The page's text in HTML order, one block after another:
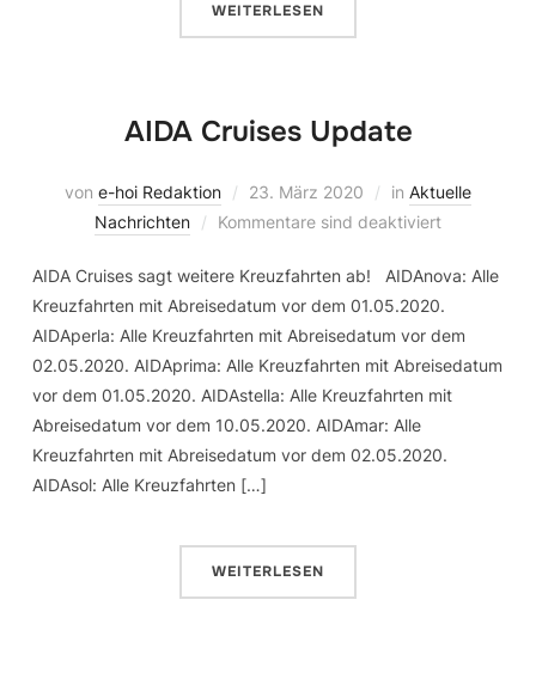
WEITERLESEN
AIDA Cruises Update
von e-hoi Redaktion 23. März 2020 in Aktuelle
Nachrichten
Kommentare sind deaktiviert
AIDA Cruises sagt weitere Kreuzfahrten ab! AIDAnova: Alle
Kreuzfahrten mit Abreisedatum vor dem 01.05.2020.
AIDAperla: Alle Kreuzfahrten mit Abreisedatum vor dem
02.05.2020. AIDAprima: Alle Kreuzfahrten mit Abreisedatum
vor dem 01.05.2020. AIDAstella: Alle Kreuzfahrten mit
Abreisedatum vor dem 10.05.2020. AIDAmar: Alle
Kreuzfahrten mit Abreisedatum vor dem 02.05.2020.
AIDAsol: Alle Kreuzfahrten […]
WEITERLESEN